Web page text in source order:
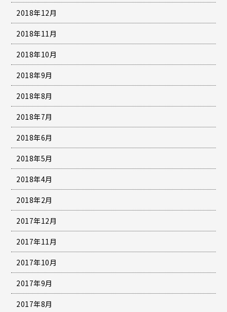
2018年12月
2018年11月
2018年10月
2018年9月
2018年8月
2018年7月
2018年6月
2018年5月
2018年4月
2018年2月
2017年12月
2017年11月
2017年10月
2017年9月
2017年8月